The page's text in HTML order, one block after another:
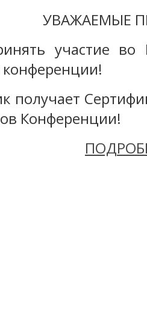
УВАЖАЕМЫЕ
участие во
конференции!
получает
Конференции!